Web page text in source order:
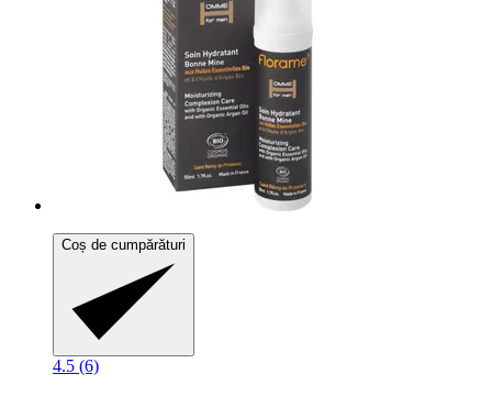
Coș de cumpărături
4.5 (6)